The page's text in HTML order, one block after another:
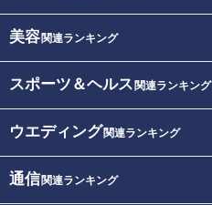
美容関連ランキング
スポーツ＆ヘルス 関連ランキング
ウエディング関連ランキング
通信関連ランキング